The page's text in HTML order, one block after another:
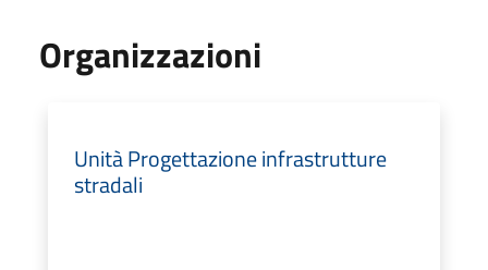
Organizzazioni
Unità Progettazione infrastrutture
stradali